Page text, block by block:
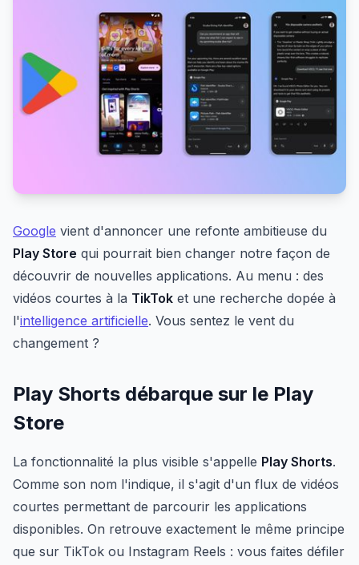
Google vient d'annoncer une refonte ambitieuse du
Play Store qui pourrait bien changer notre façon de
découvrir de nouvelles applications. Au menu : des
vidéos courtes à la TikTok et une recherche dopée à
l'intelligence artificielle. Vous sentez le vent du
changement ?
Play Shorts débarque sur le Play
Store
La fonctionnalité la plus visible s'appelle Play Shorts.
Comme son nom l'indique, il s'agit d'un flux de vidéos
courtes permettant de parcourir les applications
disponibles. On retrouve exactement le même principe
que sur TikTok ou Instagram Reels : vous faites défiler